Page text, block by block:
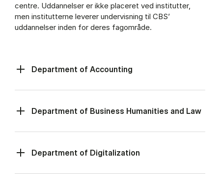
centre. Uddannelser er ikke placeret ved institutter,
men institutterne leverer undervisning til CBS’
uddannelser inden for deres fagområde.
De­part­ment of Ac­co­un­ting
De­part­ment of Bu­si­ness Hu­ma­ni­ties and Law
De­part­ment of Di­gi­ta­liza­tion